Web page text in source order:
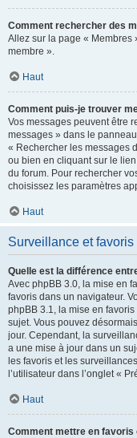
Comment rechercher des
Allez sur la page « Membres
membre ».
Haut
Comment puis-je trouver
Vos messages peuvent être
messages » dans le
« Rechercher les messages
ou bien en cliquant sur le
du forum. Pour rechercher
choisissez les paramètres
Haut
Surveillance et favoris
Quelle est la différence
Avec phpBB 3.0, la mise en
favoris dans un navigateur.
phpBB 3.1, la mise en
sujet. Vous pouvez
jour. Cependant, la
a une mise à jour dans un
les favoris et les
l’utilisateur dans l’onglet «
Haut
Comment mettre en